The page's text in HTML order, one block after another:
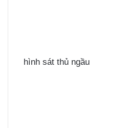
hình sát thủ ngầu